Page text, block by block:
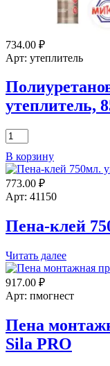
734.00 ₽
Арт: утеплитель
утеплитель,
Количество
товара
Полиуретановый
напыляемый
утеплитель,
850мл
PRO
В корзину
773.00 ₽
Арт: 41150
Пена-клей
Читать далее
917.00 ₽
Арт: пмогнест
Пена
Sila PRO